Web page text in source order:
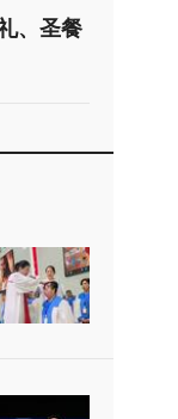
、圣餐